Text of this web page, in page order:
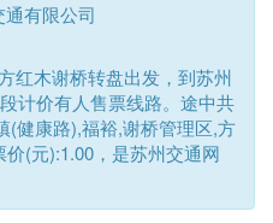
有限公司
红木谢桥转盘出发，到苏州
计价有人售票线路。途中共
(健康路),福裕,谢桥管理区,方
(元):1.00，是苏州交通网